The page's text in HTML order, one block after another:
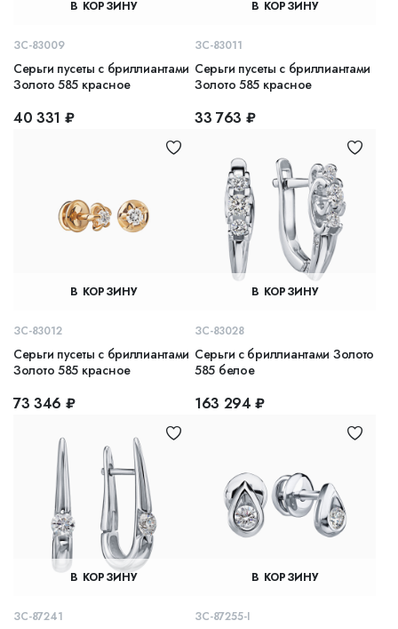
В КОРЗИНУ
ЗС-83009
Серьги пусеты с бриллиантами
Золото 585 красное
40 331 ₽
В КОРЗИНУ
ЗС-83011
Серьги пусеты с бриллиантами
Золото 585 красное
33 763 ₽
В КОРЗИНУ
ЗС-83012
Серьги пусеты с бриллиантами
Золото 585 красное
73 346 ₽
В КОРЗИНУ
ЗС-83028
Серьги с бриллиантами Золото
585 белое
163 294 ₽
В КОРЗИНУ
ЗС-87241
В КОРЗИНУ
ЗС-87255-I